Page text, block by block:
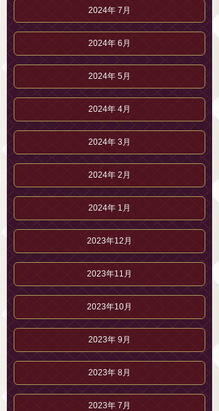
2024年 7月
2024年 6月
2024年 5月
2024年 4月
2024年 3月
2024年 2月
2024年 1月
2023年12月
2023年11月
2023年10月
2023年 9月
2023年 8月
2023年 7月